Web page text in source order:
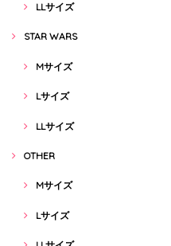
LLサイズ
STAR WARS
Mサイズ
Lサイズ
LLサイズ
OTHER
Mサイズ
Lサイズ